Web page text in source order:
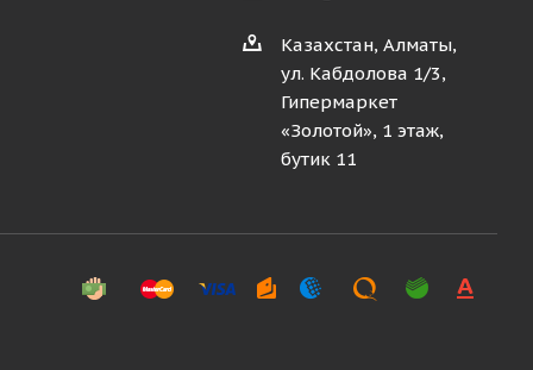
Казахстан, Алматы,
ул. Кабдолова 1/3,
Гипермаркет
«Золотой», 1 этаж,
бутик 11